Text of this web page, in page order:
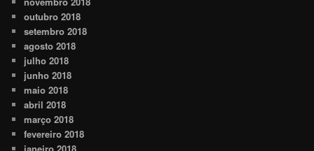
outubro 2018
setembro 2018
agosto 2018
julho 2018
junho 2018
maio 2018
abril 2018
março 2018
fevereiro 2018